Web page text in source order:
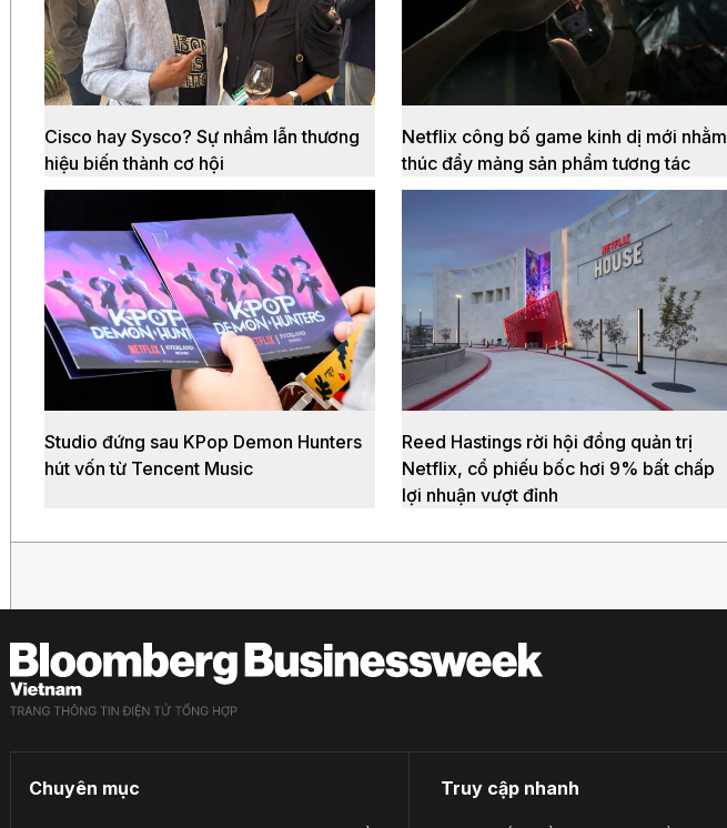
Cisco hay Sysco? Sự nhầm lẫn thương
hiệu biến thành cơ hội
Netflix công bố game kinh dị mới nhằm
thúc đẩy mảng sản phẩm tương tác
Studio đứng sau KPop Demon Hunters
hút vốn từ Tencent Music
Reed Hastings rời hội đồng quản trị
Netflix, cổ phiếu bốc hơi 9% bất chấp
lợi nhuận vượt đỉnh
Chuyên mục Truy cập nhanh